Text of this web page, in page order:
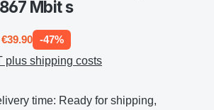
Mbit s
-47%
plus shipping costs
time: Ready for shipping,